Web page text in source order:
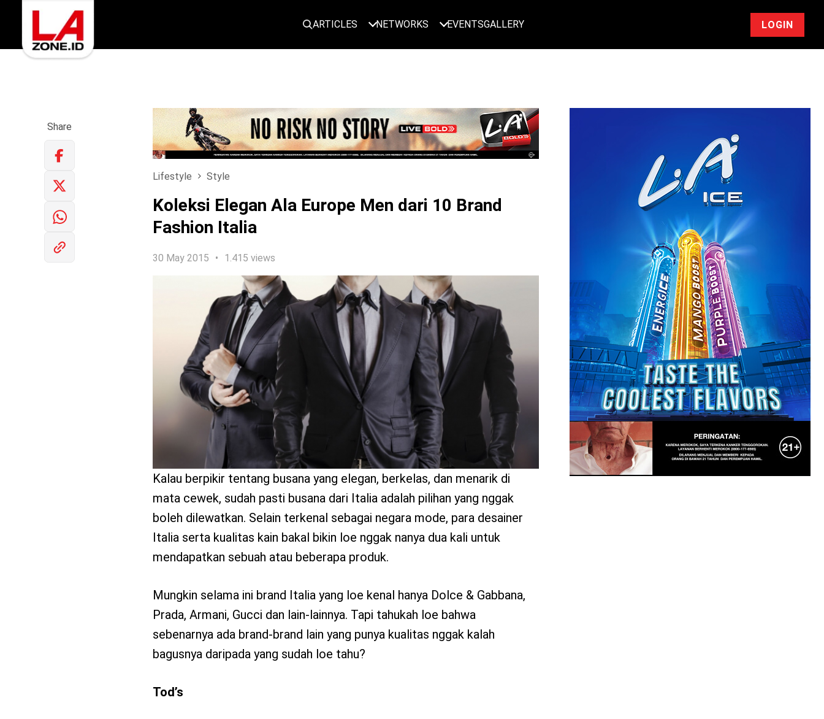
ARTICLES NETWORKS EVENTSGALLERY LOGIN
benefit
menarik
LOGIN
Share
Lifestyle Style
Koleksi Elegan Ala Europe Men dari 10 Brand
Fashion Italia
30 May 2015 1.415 views
Kalau berpikir tentang busana yang elegan, berkelas, dan menarik di
mata cewek, sudah pasti busana dari Italia adalah pilihan yang nggak
boleh dilewatkan. Selain terkenal sebagai negara mode, para desainer
Italia serta kualitas kain bakal bikin loe nggak nanya dua kali untuk
mendapatkan sebuah atau beberapa produk.
Mungkin selama ini brand Italia yang loe kenal hanya Dolce & Gabbana,
Prada, Armani, Gucci dan lain-lainnya. Tapi tahukah loe bahwa
sebenarnya ada brand-brand lain yang punya kualitas nggak kalah
bagusnya daripada yang sudah loe tahu?
Tod’s